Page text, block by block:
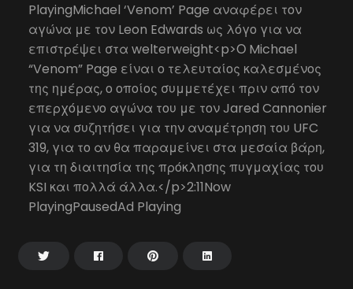
PlayingMichael ‘Venom’ Page αναφέρει τον
αγώνα με τον Leon Edwards ως λόγο για να
επιστρέψει στα welterweight<p>Ο Michael
“Venom” Page είναι ο τελευταίος καλεσμένος
της ημέρας, ο οποίος συμμετέχει πριν από τον
επερχόμενο αγώνα του με τον Jared Cannonier
για να συζητήσει για την αναμέτρηση του UFC
319, για το αν θα παραμείνει στα μεσαία βάρη,
για τη διαιτησία της πρόκλησης πυγμαχίας του
KSI και πολλά άλλα.</p>2:11Now
PlayingPausedAd Playing